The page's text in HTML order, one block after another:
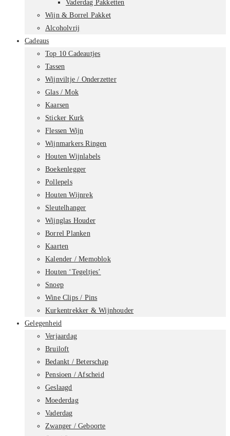
Vaderdag Pakketten
Wijn & Borrel Pakket
Alcoholvrij
Cadeaus
Top 10 Cadeautjes
Tassen
Wijnviltje / Onderzetter
Glas / Mok
Kaarsen
Sticker Kurk
Flessen Wijn
Wijnmarkers Ringen
Houten Wijnlabels
Boekenlegger
Pollepels
Houten Wijnrek
Sleutelhanger
Wijnglas Houder
Borrel Planken
Kaarten
Kalender / Memoblok
Houten ‘Tegeltjes’
Snoep
Wine Clips / Pins
Kurkentrekker & Wijnhouder
Gelegenheid
Verjaardag
Bruiloft
Bedankt / Beterschap
Pensioen / Afscheid
Geslaagd
Moederdag
Vaderdag
Zwanger / Geboorte